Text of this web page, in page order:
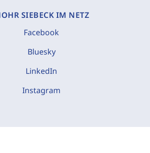
SIEBECK IM NETZ
Facebook
Bluesky
LinkedIn
Instagram